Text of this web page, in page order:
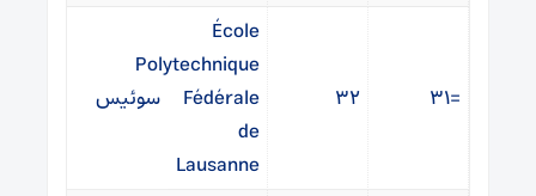
=۳۱ ۳۲
École
Polytechnique
Fédérale
de
Lausanne
سوئیس